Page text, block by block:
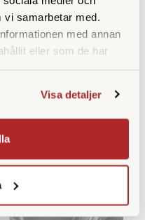
samarbetar med.
med annan
eller som de har
Visa detaljer